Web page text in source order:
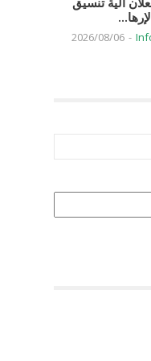
-
2026/08/06